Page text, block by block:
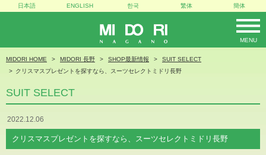
MIDORI
MENU
日本語 ENGLISH 한국 繁体 簡体
MIDORI HOME MIDORI 長野 SHOP最新情報
SUIT SELECT
クリスマスプレゼントを探すなら、スーツセレクトミドリ長野
SUIT SELECT
2022.12.06
クリスマスプレゼントを探すなら、スーツセレクトミドリ長野